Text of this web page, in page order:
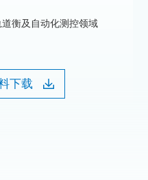
衡及自动化测控领域
下载